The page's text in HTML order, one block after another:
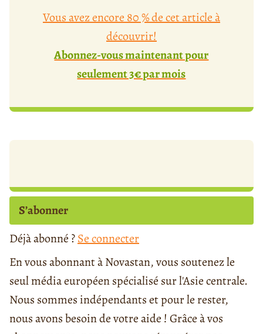
Vous avez encore 80 % de cet article à
découvrir!
Abonnez-vous maintenant pour
seulement 3€ par mois
S’abonner
Déjà abonné ?Se connecter
En vous abonnant à Novastan, vous soutenez le
seul média européen spécialisé sur l'Asie centrale.
Nous sommes indépendants et pour le rester,
nous avons besoin de votre aide ! Grâce à vos